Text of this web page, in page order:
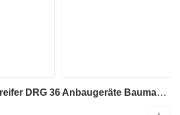
Demarec Sortiergreifer DRG 36 Anbaugeräte Baumaschinen Sortiergreifer 96